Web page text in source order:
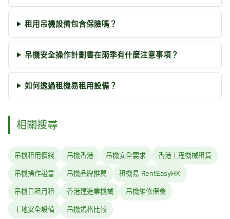
租用吊機設備包含保險嗎？
吊機安全操作計劃書在雨季有什麼注意事項？
如何透過租機易租用設備？
相關搜尋
吊機租用價錢 吊機香港 吊機安全要求 香港工程機械租賃
吊機操作證書 吊機品牌推薦 租機易 RentEasyHK
吊機日租月租 香港建造業機械 吊機維修保養
工地安全設備 吊機規格比較